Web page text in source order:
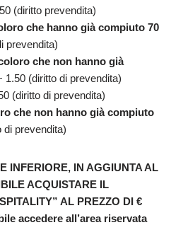
(diritto prevendita)
che hanno già compiuto 70
prevendita)
che non hanno già
1.50 (diritto di prevendita)
(diritto di prevendita)
che non hanno già compiuto
di prevendita)
INFERIORE, IN AGGIUNTA AL
ACQUISTARE IL
AL PREZZO DI €
accedere all’area riservata